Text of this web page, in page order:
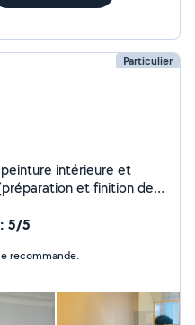
Particulier
et finition des
mes clients, je
et à assurer une finition
5/5
recommande.